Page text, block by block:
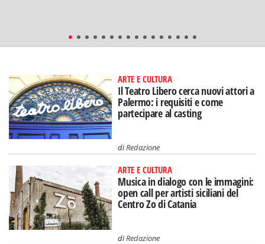
ARTE E CULTURA
Il Teatro Libero cerca nuovi attori a
Palermo: i requisiti e come
partecipare al casting
diRedazione
ARTE E CULTURA
Musica in dialogo con le immagini:
open call per artisti siciliani del
Centro Zo di Catania
diRedazione